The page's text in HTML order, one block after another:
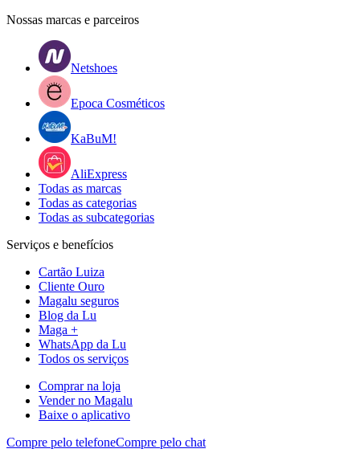
Nossas marcas e parceiros
Netshoes
Epoca Cosméticos
KaBuM!
AliExpress
Todas as marcas
Todas as categorias
Todas as subcategorias
Serviços e benefícios
Cartão Luiza
Cliente Ouro
Magalu seguros
Blog da Lu
Maga +
WhatsApp da Lu
Todos os serviços
Comprar na loja
Vender no Magalu
Baixe o aplicativo
Compre pelo telefoneCompre pelo chat